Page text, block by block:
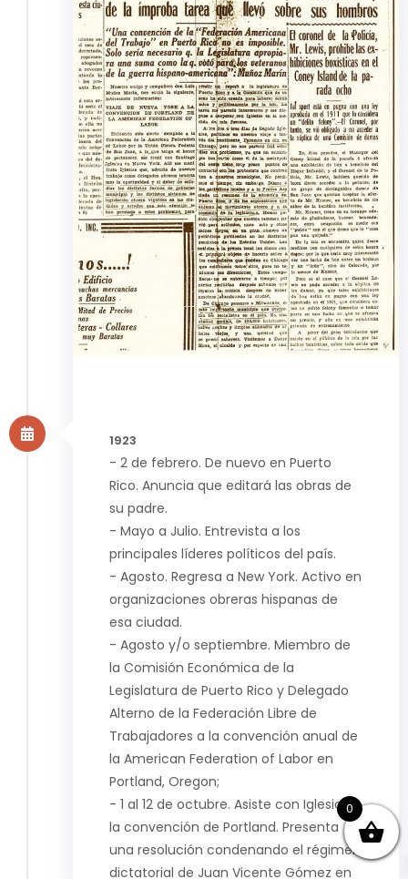
1923
- 2 de febrero. De nuevo en Puerto
Rico. Anuncia que editará las obras de
su padre.
- Mayo a Julio. Entrevista a los
principales líderes políticos del país.
- Agosto. Regresa a New York. Activo en
organizaciones obreras hispanas de
esa ciudad.
- Agosto y/o septiembre. Miembro de
la Comisión Económica de la
Legislatura de Puerto Rico y Delegado
Alterno de la Federación Libre de
Trabajadores a la convención anual de
la American Federation of Labor en
Portland, Oregon;
- 1 al 12 de octubre. Asiste con Iglesias a
la convención de Portland. Presenta
una resolución condenando el régimen
dictatorial de Juan Vicente Gómez en
0